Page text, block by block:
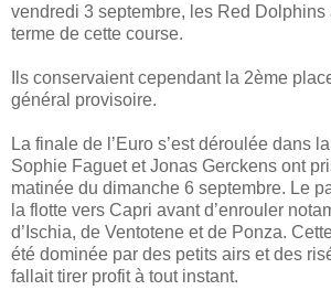
vendredi 3 septembre, les Red Dolphins
terme de cette course.
Ils conservaient cependant la 2ème
général provisoire.
La finale de l’Euro s’est déroulée dans
Sophie Faguet et Jonas Gerckens ont
matinée du dimanche 6 septembre. Le
la flotte vers Capri avant d’enrouler
d’Ischia, de Ventotene et de Ponza.
été dominée par des petits airs et des
fallait tirer profit à tout instant.